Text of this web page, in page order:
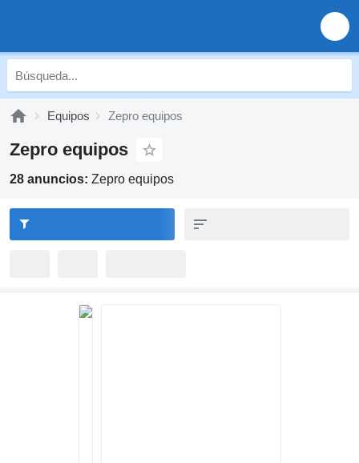
Equipos Zepro equipos
Zepro equipos
28 anuncios: Zepro equipos